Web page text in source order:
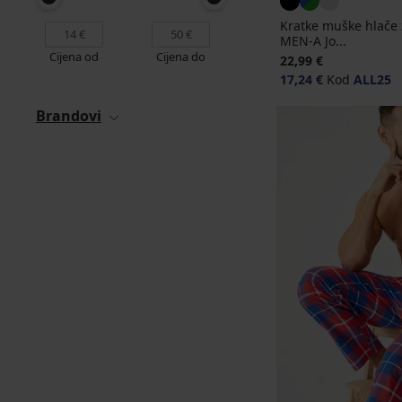
Cijena od Cijena do
Brandovi
Kratke muške
MEN-A Jo...
22,99 €
17,24 € Kod ALL25